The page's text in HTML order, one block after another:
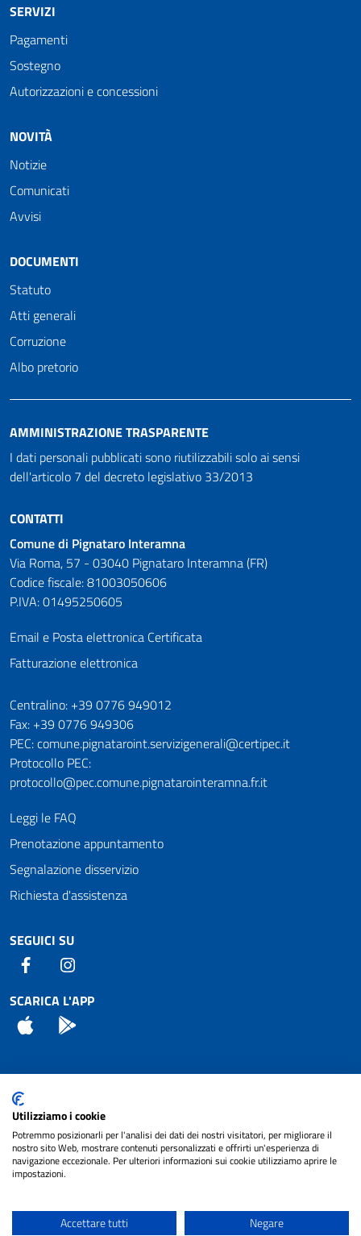
SERVIZI
Pagamenti
Sostegno
Autorizzazioni e concessioni
NOVITÀ
Notizie
Comunicati
Avvisi
DOCUMENTI
Statuto
Atti generali
Corruzione
Albo pretorio
AMMINISTRAZIONE TRASPARENTE
I dati personali pubblicati sono riutilizzabili solo ai sensi
dell'articolo 7 del decreto legislativo 33/2013
CONTATTI
Comune di Pignataro Interamna
Via Roma, 57 - 03040 Pignataro Interamna (FR)
Codice fiscale: 81003050606
P.IVA: 01495250605
Email e Posta elettronica Certificata
Fatturazione elettronica
Numeri utili
Centralino: +39 0776 949012
Fax: +39 0776 949306
PEC: comune.pignataroint.servizigenerali@certipec.it
Protocollo PEC:
protocollo@pec.comune.pignatarointeramna.fr.it
Leggi le FAQ
Prenotazione appuntamento
Segnalazione disservizio
Richiesta d'assistenza
SEGUICI SU
Facebook
SCARICA L'APP
App Store
Attuazione Misure PNRR
Piano di miglioramento del sito
Note legali
cura diNET SMART
Utilizziamo i cookie
Potremmo posizionarli per l'analisi dei dati dei nostri visitatori, per migliorare il
nostro sito Web, mostrare contenuti personalizzati e offrirti un'esperienza di
navigazione eccezionale. Per ulteriori informazioni sui cookie utilizziamo aprire le
impostazioni.
Accettare tutti Negare